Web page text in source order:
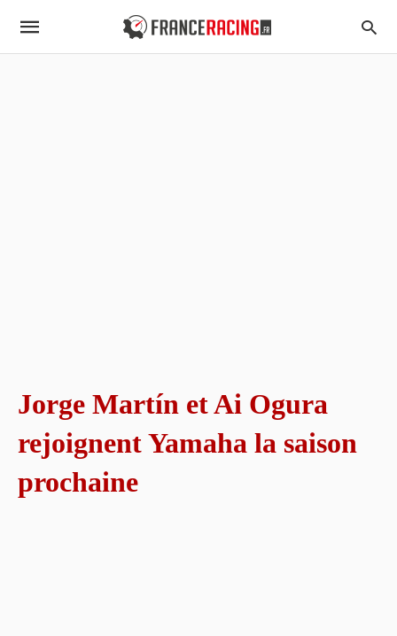
Jorge Martín et Ai Ogura
rejoignent Yamaha la saison
prochaine